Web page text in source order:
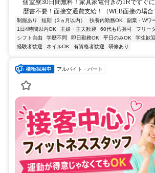
個室寮30日間無料！家具家電付きの1Rですぐ
歴書不要！面接交通費支給！（WEB面接の場
制服あり 短期（3ヵ月以内） 扶養内勤務OK
副業・Wワ
1日4時間以内OK
主婦・主夫歓迎 60代も応募可 フリー
シフト自由
学歴不問 即日勤務OK 平日のみOK 学生歓迎
経験者歓迎
ネイルOK 有資格者歓迎 研修あり
アルバイト・パート